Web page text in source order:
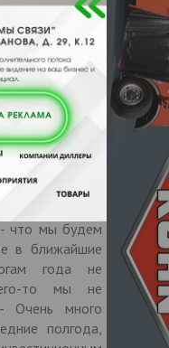
итоги работы
скота,
началась
кормов. Как
областью
внимание
задача -
в
- что мы будем
в ближайшие
года не
то мы не
Очень много
полгода,